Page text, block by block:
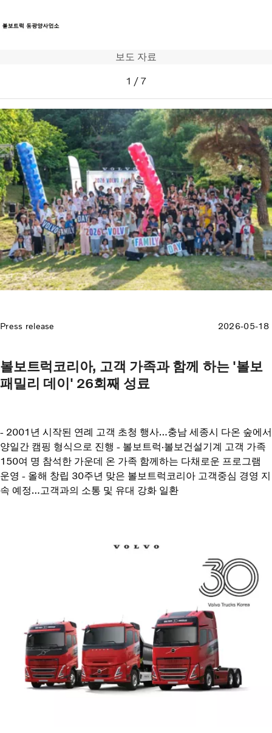
뉴스
연락처
보도 자료
1 / 7
Press release 2026-05-18
볼보트럭코리아, 고객 가족과 함께 하는 '볼보
패밀리 데이' 26회째 성료
- 2001년 시작된 연례 고객 초청 행사…충남 세종시 다온 숲에서
양일간 캠핑 형식으로 진행 - 볼보트럭·볼보건설기계 고객 가족
150여 명 참석한 가운데 온 가족 함께하는 다채로운 프로그램
운영 - 올해 창립 30주년 맞은 볼보트럭코리아 고객중심 경영 지
속 예정…고객과의 소통 및 유대 강화 일환